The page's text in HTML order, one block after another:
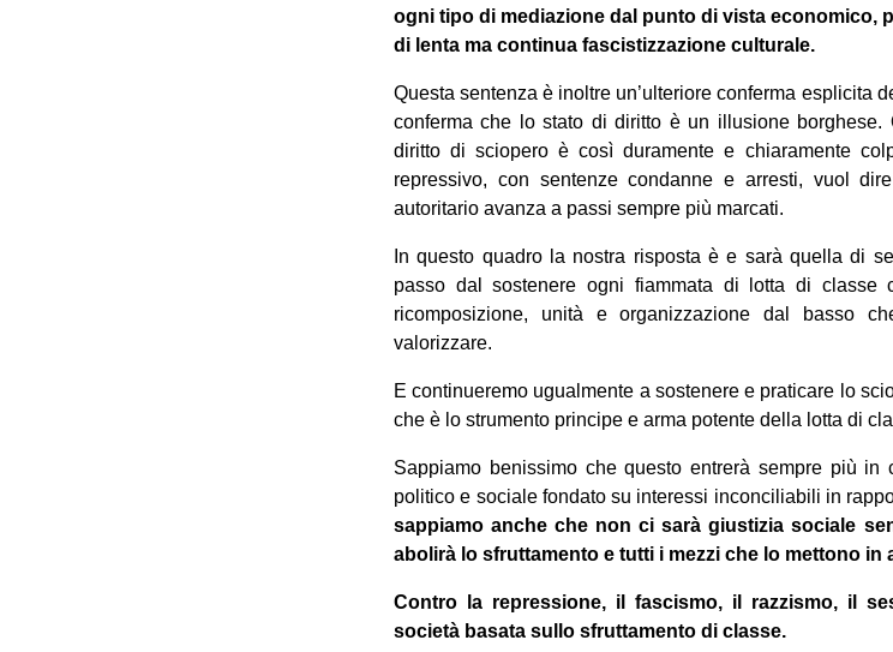
ogni tipo di mediazione dal punto di vista economico,
di lenta ma continua fascistizzazione culturale.
Questa sentenza è inoltre un’ulteriore conferma esplicita
conferma che lo stato di diritto è un illusione borghese.
diritto di sciopero è così duramente e chiaramente
repressivo, con sentenze condanne e arresti, vuol
autoritario avanza a passi sempre più marcati.
In questo quadro la nostra risposta è e sarà quella di
passo dal sostenere ogni fiammata di lotta di classe
ricomposizione, unità e organizzazione dal basso
valorizzare.
E continueremo ugualmente a sostenere e praticare lo
che è lo strumento principe e arma potente della lotta di
Sappiamo benissimo che questo entrerà sempre più in
politico e sociale fondato su interessi inconciliabili in
sappiamo anche che non ci sarà giustizia sociale
abolirà lo sfruttamento e tutti i mezzi che lo mettono in
Contro la repressione, il fascismo, il razzismo, il
società basata sullo sfruttamento di classe.